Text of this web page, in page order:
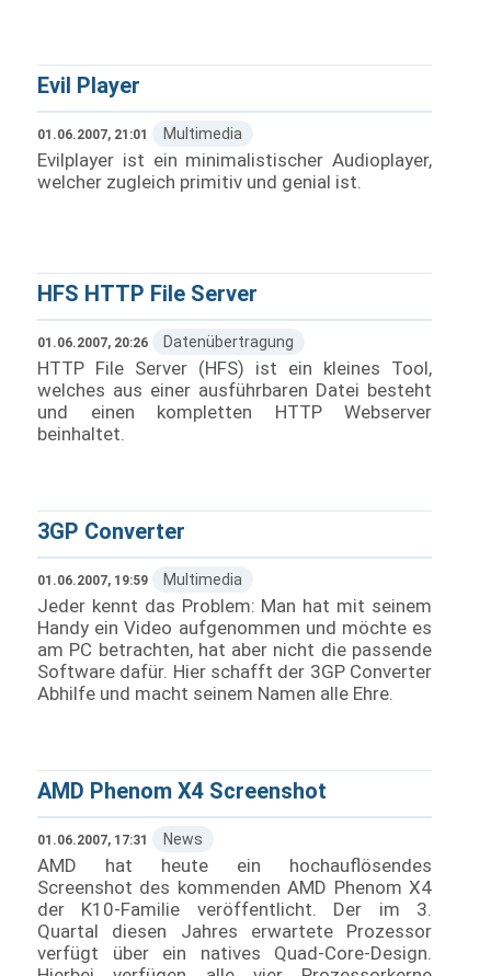
Evil Player
01.06.2007, 21:01 Multimedia
Evilplayer ist ein minimalistischer Audioplayer,
welcher zugleich primitiv und genial ist.
HFS HTTP File Server
01.06.2007, 20:26 Datenübertragung
HTTP File Server (HFS) ist ein kleines Tool,
welches aus einer ausführbaren Datei besteht
und einen kompletten HTTP Webserver
beinhaltet.
3GP Converter
01.06.2007, 19:59 Multimedia
Jeder kennt das Problem: Man hat mit seinem
Handy ein Video aufgenommen und möchte es
am PC betrachten, hat aber nicht die passende
Software dafür. Hier schafft der 3GP Converter
Abhilfe und macht seinem Namen alle Ehre.
AMD Phenom X4 Screenshot
01.06.2007, 17:31 News
AMD hat heute ein hochauflösendes
Screenshot des kommenden AMD Phenom X4
der K10-Familie veröffentlicht. Der im 3.
Quartal diesen Jahres erwartete Prozessor
verfügt über ein natives Quad-Core-Design.